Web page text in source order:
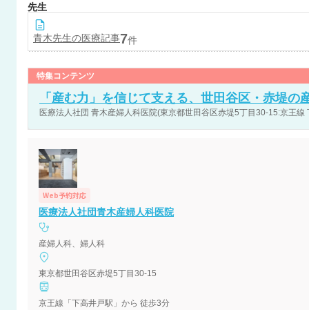
先生
青木先生の医療記事7件
特集コンテンツ
「産む力」を信じて支える、世田谷区・赤堤の
医療法人社団 青木産婦人科医院(東京都世田谷区赤堤5丁目30-15:京王
Web予約対応
医療法人社団青木産婦人科医院
産婦人科、婦人科
東京都世田谷区赤堤5丁目30-15
京王線「下高井戸駅」から 徒歩3分